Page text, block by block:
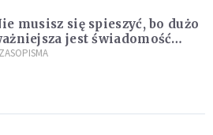
musisz się spieszyć, bo dużo
jest świadomość